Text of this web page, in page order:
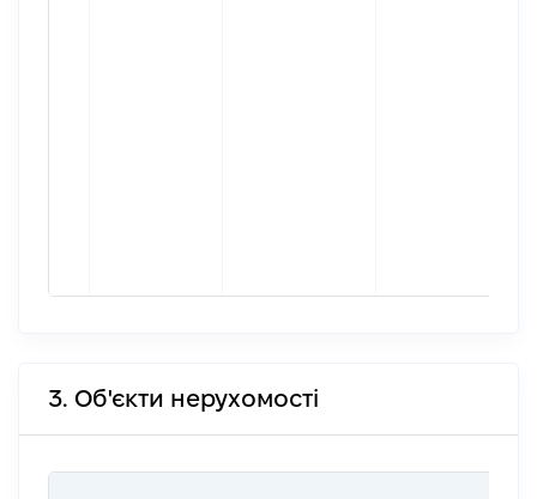
3. Об'єкти нерухомості